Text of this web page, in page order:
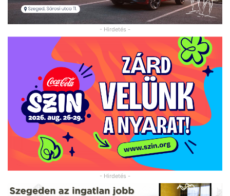
- Hirdetés -
- Hirdetés -